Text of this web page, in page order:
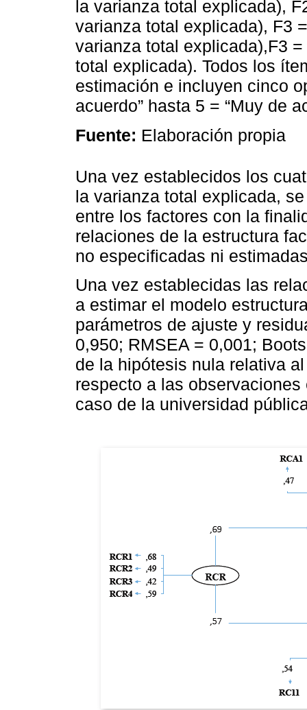
la varianza total explicada),
varianza total explicada), F3
varianza total explicada),F3
total explicada). Todos los
estimación e incluyen cinco
acuerdo” hasta 5 = “Muy de
Fuente: Elaboración propia
Una vez establecidos los
la varianza total explicada,
entre los factores con la
relaciones de la estructura
no especificadas ni
Una vez establecidas las
a estimar el modelo
parámetros de ajuste y
0,950; RMSEA = 0,001;
de la hipótesis nula relativa
respecto a las
caso de la universidad